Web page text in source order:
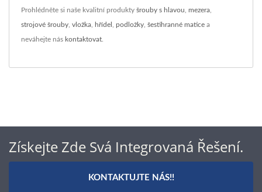
Prohlédněte si naše kvalitní produkty šrouby s hlavou mezera
strojové šrouby vložka hřídel podložky šestihranné matice a
neváhejte nás kontaktovat
Získejte Zde Svá Integrovaná Řešení.
KONTAKTUJTE NÁS!!